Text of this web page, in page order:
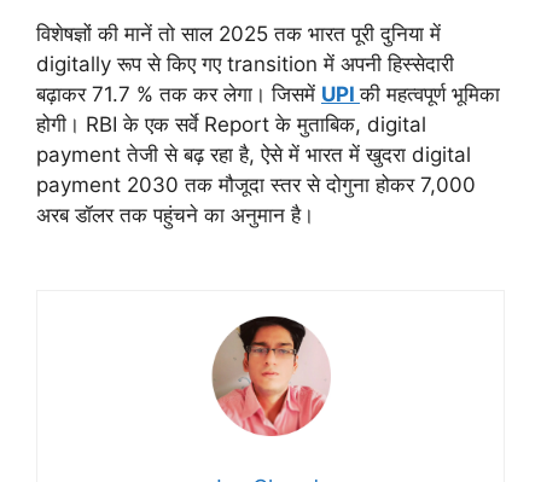
विशेषज्ञों की मानें तो साल 2025 तक भारत पूरी दुनिया में
digitally रूप से किए गए transition में अपनी हिस्सेदारी
बढ़ाकर 71.7 % तक कर लेगा। जिसमें UPIकी महत्वपूर्ण भूमिका
होगी। RBI के एक सर्वे Report के मुताबिक, digital
payment तेजी से बढ़ रहा है, ऐसे में भारत में खुदरा digital
payment 2030 तक मौजूदा स्तर से दोगुना होकर 7,000
अरब डॉलर तक पहुंचने का अनुमान है।